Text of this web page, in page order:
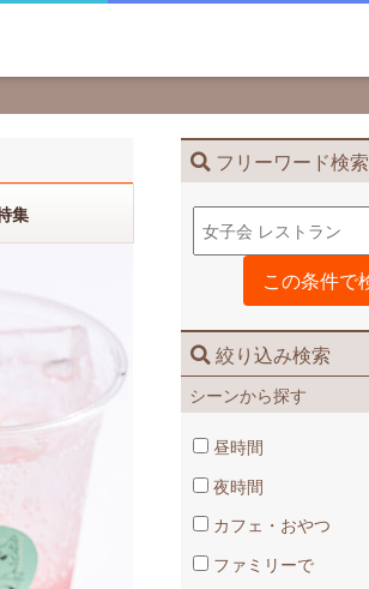
フリーワード検索
絞り込み検索
シーンから探す
昼時間
夜時間
カフェ・おやつ
ファミリーで
集